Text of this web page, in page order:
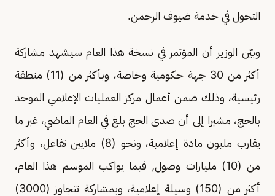
التحول في خدمة ضيوف الرحمن.
وبيّن الوزير أن المؤتمر في نسخة هذا العام سيشهد مشاركة
أكثر من 30 جهة حكومية وخاصة، وبأكثر من (11) منطقة
رئيسية، وذلك ضمن أعمال مركز العمليات الإعلامي الموحد
بالحج، مشيرا إلى أن صدى الحج بلغ في العام الماضي، عَبر ما
يقارب مليون مادة إعلامية، ونحو (8) ملايين تفاعل، وأكثر
من (10) مليارات وصول, فيما يواكب الموسم هذا العام،
أكثر من (150) وسيلة إعلامية، وبمشاركة تتجاوز (3000)